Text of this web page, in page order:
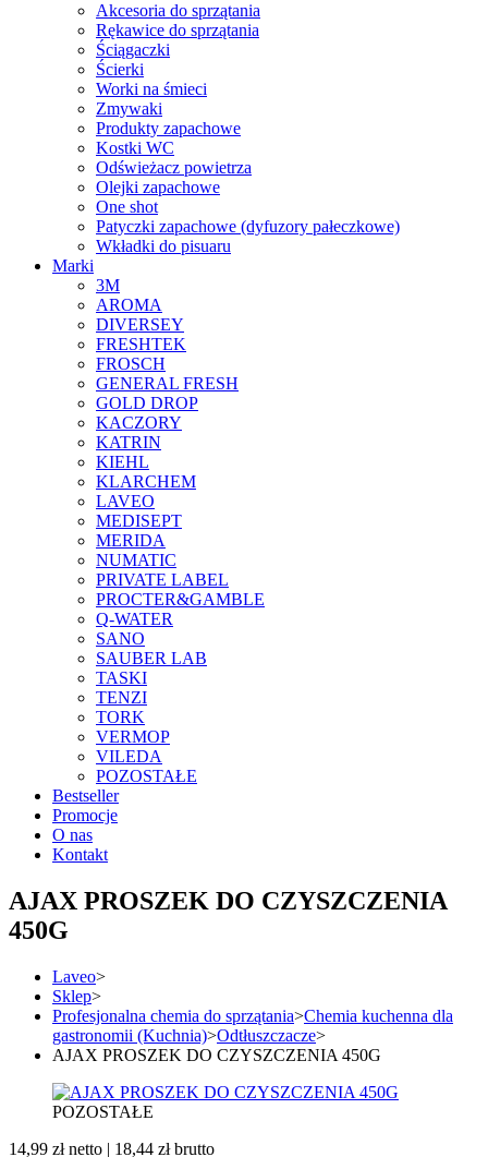
Akcesoria do sprzątania
Rękawice do sprzątania
Ściągaczki
Ścierki
Worki na śmieci
Zmywaki
Produkty zapachowe
Kostki WC
Odświeżacz powietrza
Olejki zapachowe
One shot
Patyczki zapachowe (dyfuzory pałeczkowe)
Wkładki do pisuaru
Marki
3M
AROMA
DIVERSEY
FRESHTEK
FROSCH
GENERAL FRESH
GOLD DROP
KACZORY
KATRIN
KIEHL
KLARCHEM
LAVEO
MEDISEPT
MERIDA
NUMATIC
PRIVATE LABEL
PROCTER&GAMBLE
Q-WATER
SANO
SAUBER LAB
TASKI
TENZI
TORK
VERMOP
VILEDA
POZOSTAŁE
Bestseller
Promocje
O nas
Kontakt
AJAX PROSZEK DO CZYSZCZENIA
450G
Laveo>
Sklep>
Profesjonalna chemia do sprzątania>Chemia kuchenna dla
gastronomii (Kuchnia)>Odtłuszczacze>
AJAX PROSZEK DO CZYSZCZENIA 450G
POZOSTAŁE
14,99 złnetto | 18,44 złbrutto